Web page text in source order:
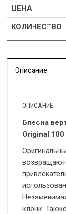
Описание
ОПИСАНИЕ
Блесна
Original 100
клонк.